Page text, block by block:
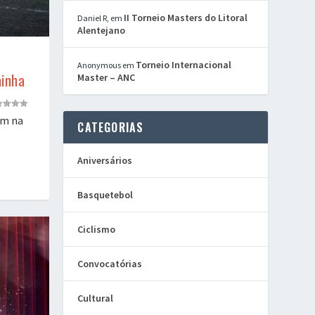
na
Daniel R, em II Torneio Masters do Litoral
Alentejano
Anonymous em Torneio Internacional
Master – ANC
CATEGORIAS
Aniversários
Basquetebol
Ciclismo
Convocatórias
Cultural